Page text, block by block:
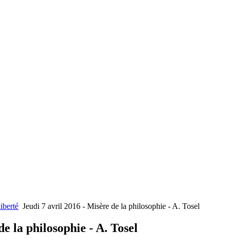
Jeudi 7 avril 2016 - Misère de la philosophie - A. Tosel
la philosophie - A. Tosel